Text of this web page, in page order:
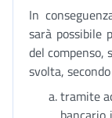
In
sarà possibile
del compenso,
svolta,
tramite